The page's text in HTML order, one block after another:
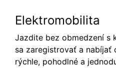
Elektromobilita
Jazdite bez obmedzení s
sa zaregistrovať a nabíjať
rýchle, pohodlné a